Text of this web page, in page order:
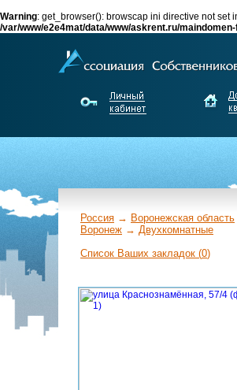
Warning: get_browser(): browscap ini directive not set
/var/www/e2e4mat/data/www/askrent.ru/
Россия → Воронежская область
Воронеж → Двухкомнатные
←
Список Ваших закладок (0)